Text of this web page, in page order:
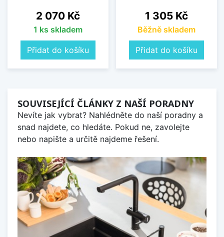
Cena
2 070 Kč
1 ks skladem
Přidat do košíku
Cena
1 305 Kč
Běžně skladem
Přidat do košíku
SOUVISEJÍCÍ ČLÁNKY Z NAŠÍ PORADNY
Nevíte jak vybrat? Nahlédněte do naší poradny a
snad najdete, co hledáte. Pokud ne, zavolejte
nebo napište a určitě najdeme řešení.